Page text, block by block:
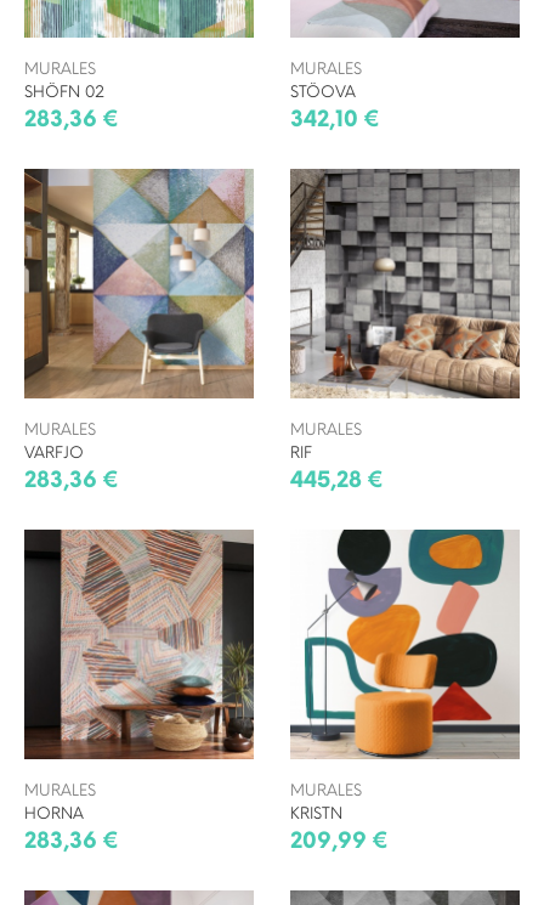
MURALES
SHÖFN 02
283,36 €
MURALES
STÖOVA
342,10 €
MURALES
VARFJO
283,36 €
MURALES
RIF
445,28 €
MURALES
HORNA
283,36 €
MURALES
KRISTN
209,99 €